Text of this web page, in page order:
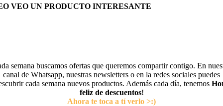
VEO UN PRODUCTO INTERESANTE
semana buscamos ofertas que queremos compartir contigo. En
canal de Whatsapp, nuestras newsletters o en la redes sociales puedes
cada semana nuevos productos. Además cada día, tenemos
feliz de descuentos!
Ahora te toca a tí verlo >:)